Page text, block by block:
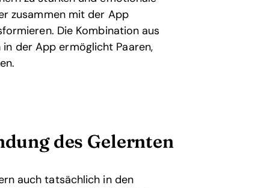
zusammen mit der App
Die Kombination aus
der App ermöglicht Paaren,
des Gelernten
auch tatsächlich in den